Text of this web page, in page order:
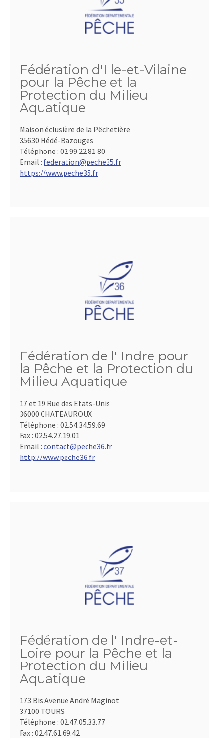
Fédération d'Ille-et-Vilaine
pour la Pêche et la
Protection du Milieu
Aquatique
Maison éclusière de la Pêchetière
35630 Hédé-Bazouges
Téléphone : 02 99 22 81 80
Email : federation@peche35.fr
https://www.peche35.fr
Fédération de l' Indre pour
la Pêche et la Protection du
Milieu Aquatique
17 et 19 Rue des Etats-Unis
36000 CHATEAUROUX
Téléphone : 02.54.34.59.69
Fax : 02.54.27.19.01
Email : contact@peche36.fr
http://www.peche36.fr
Fédération de l' Indre-et-
Loire pour la Pêche et la
Protection du Milieu
Aquatique
173 Bis Avenue André Maginot
37100 TOURS
Téléphone : 02.47.05.33.77
Fax : 02.47.61.69.42